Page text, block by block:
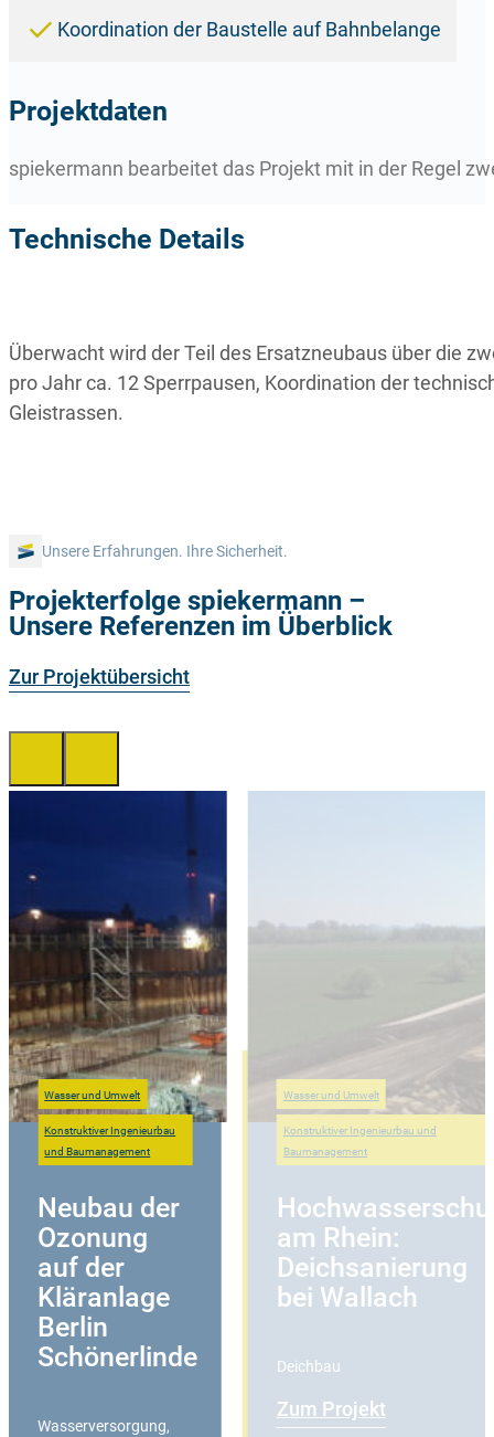
Koordination der Baustelle auf Bahnbelange
Projektdaten
spiekermann bearbeitet das Projekt mit in der Regel
Technische Details
Überwacht wird der Teil des Ersatzneubaus über die
pro Jahr ca. 12 Sperrpausen, Koordination der
Gleistrassen.
Unsere Erfahrungen. Ihre Sicherheit.
Projekterfolge spiekermann –
Unsere Referenzen im Überblick
Zur Projektübersicht
Wasser und Umwelt
Konstruktiver Ingenieurbau
und Baumanagement
Neubau der
Ozonung
auf der
Kläranlage
Berlin
Schönerlinde
Wasserversorgung,
Wasser und Umwelt
Konstruktiver Ingenieurbau und
Baumanagement
am Rhein:
Deichsanierung
bei Wallach
Deichbau
Zum Projekt